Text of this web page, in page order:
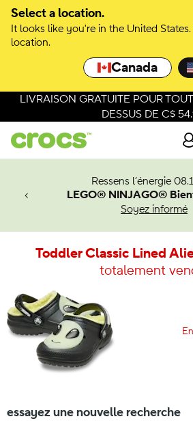
Select a location.
It looks like you're in the United
location.
Canada
LIVRAISON GRATUITE POUR
DESSUS DE C$
Ressens l’énergie
LEGO® NINJAGO®
Soyez informé
Man.
Toddler Classic Lined
totalement
essayez une nouvelle recherche